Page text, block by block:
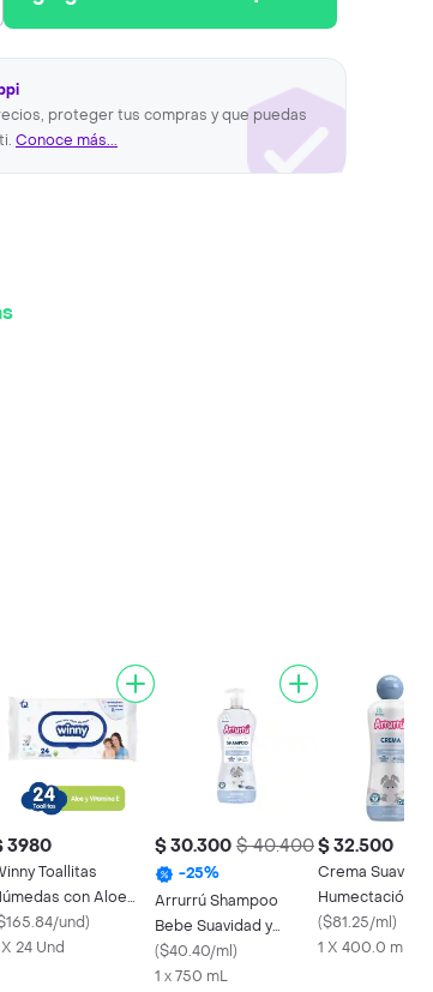
proteger tus compras y que puedas
Conoce más...
3980
Toallitas
con Aloe
y Vitamina E
und)
X 24 Und
$ 30.300 $ 40.400
-25%
Arrurrú Shampoo
Bebe Suavidad y
Humectación
($40.40/ml)
1 x 750 mL
$ 32.500
Crema
Humectación
($81.25/ml)
1 X 400.0 mL